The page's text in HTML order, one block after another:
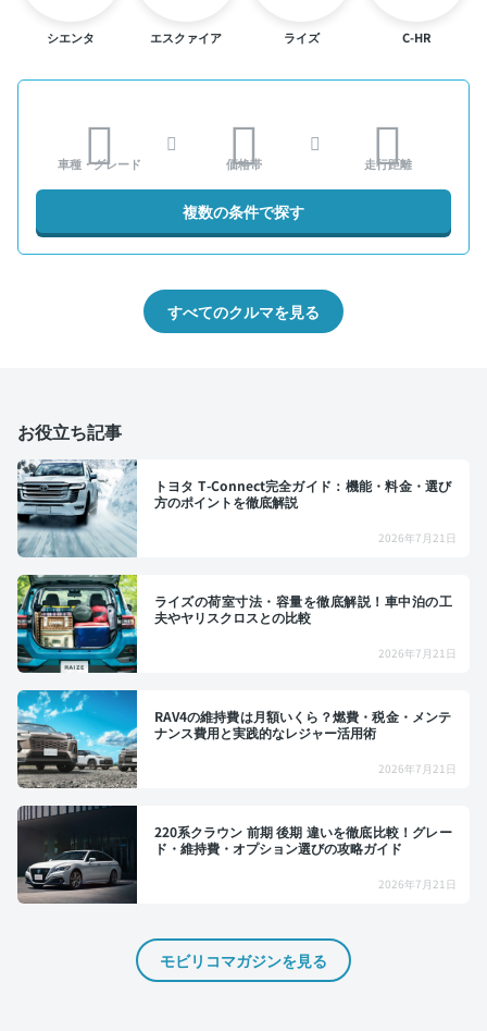
シエンタ エスクァイア ライズ C-HR
車種・グレード 価格帯 走行距離
複数の条件で探す
すべてのクルマを見る
お役立ち記事
トヨタ T-Connect完全ガイド：機能・料金・選び
方のポイントを徹底解説
2026年7月21日
ライズの荷室寸法・容量を徹底解説！車中泊の工
夫やヤリスクロスとの比較
2026年7月21日
RAV4の維持費は月額いくら？燃費・税金・メンテ
ナンス費用と実践的なレジャー活用術
2026年7月21日
220系クラウン 前期 後期 違いを徹底比較！グレー
ド・維持費・オプション選びの攻略ガイド
2026年7月21日
モビリコマガジンを見る